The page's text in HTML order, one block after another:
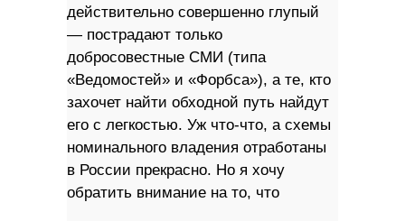
действительно совершенно глупый
— пострадают только
добросовестные СМИ (типа
«Ведомостей» и «Форбса»), а те, кто
захочет найти обходной путь найдут
его с легкостью. Уж что-что, а схемы
номинального владения отработаны
в России прекрасно. Но я хочу
обратить внимание на то, что